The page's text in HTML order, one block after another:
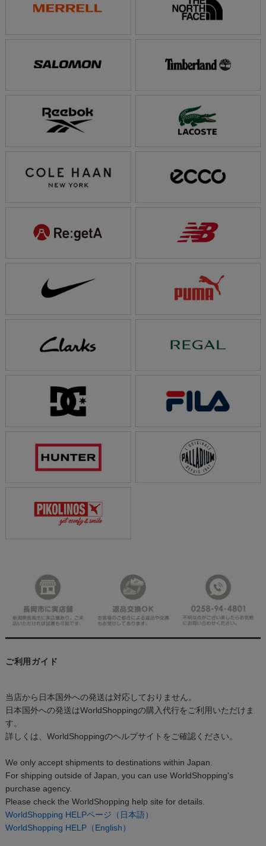
ご利用ガイド
当店から日本国外への発送は対応しておりません。
日本国外への発送はWorldShoppingの購入代行をご利用いただけま
す。
詳しくは、WorldShoppingのヘルプサイトをご確認ください。
We only accept shipments to destinations within Japan.
For shipping outside of Japan, you can use WorldShopping's
purchase agency.
Please check the WorldShopping help site for details.
WorldShopping HELPページ（日本語）
WorldShopping HELP（English）